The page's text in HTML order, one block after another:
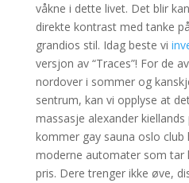
våkne i dette livet. Det blir
direkte kontrast med tanke
grandios stil. Idag beste vi
versjon av “Traces”! For de
nordover i sommer og
sentrum, kan vi opplyse at
massasje alexander
kommer gay sauna oslo club
moderne automater som tar
pris. Dere trenger ikke øve,